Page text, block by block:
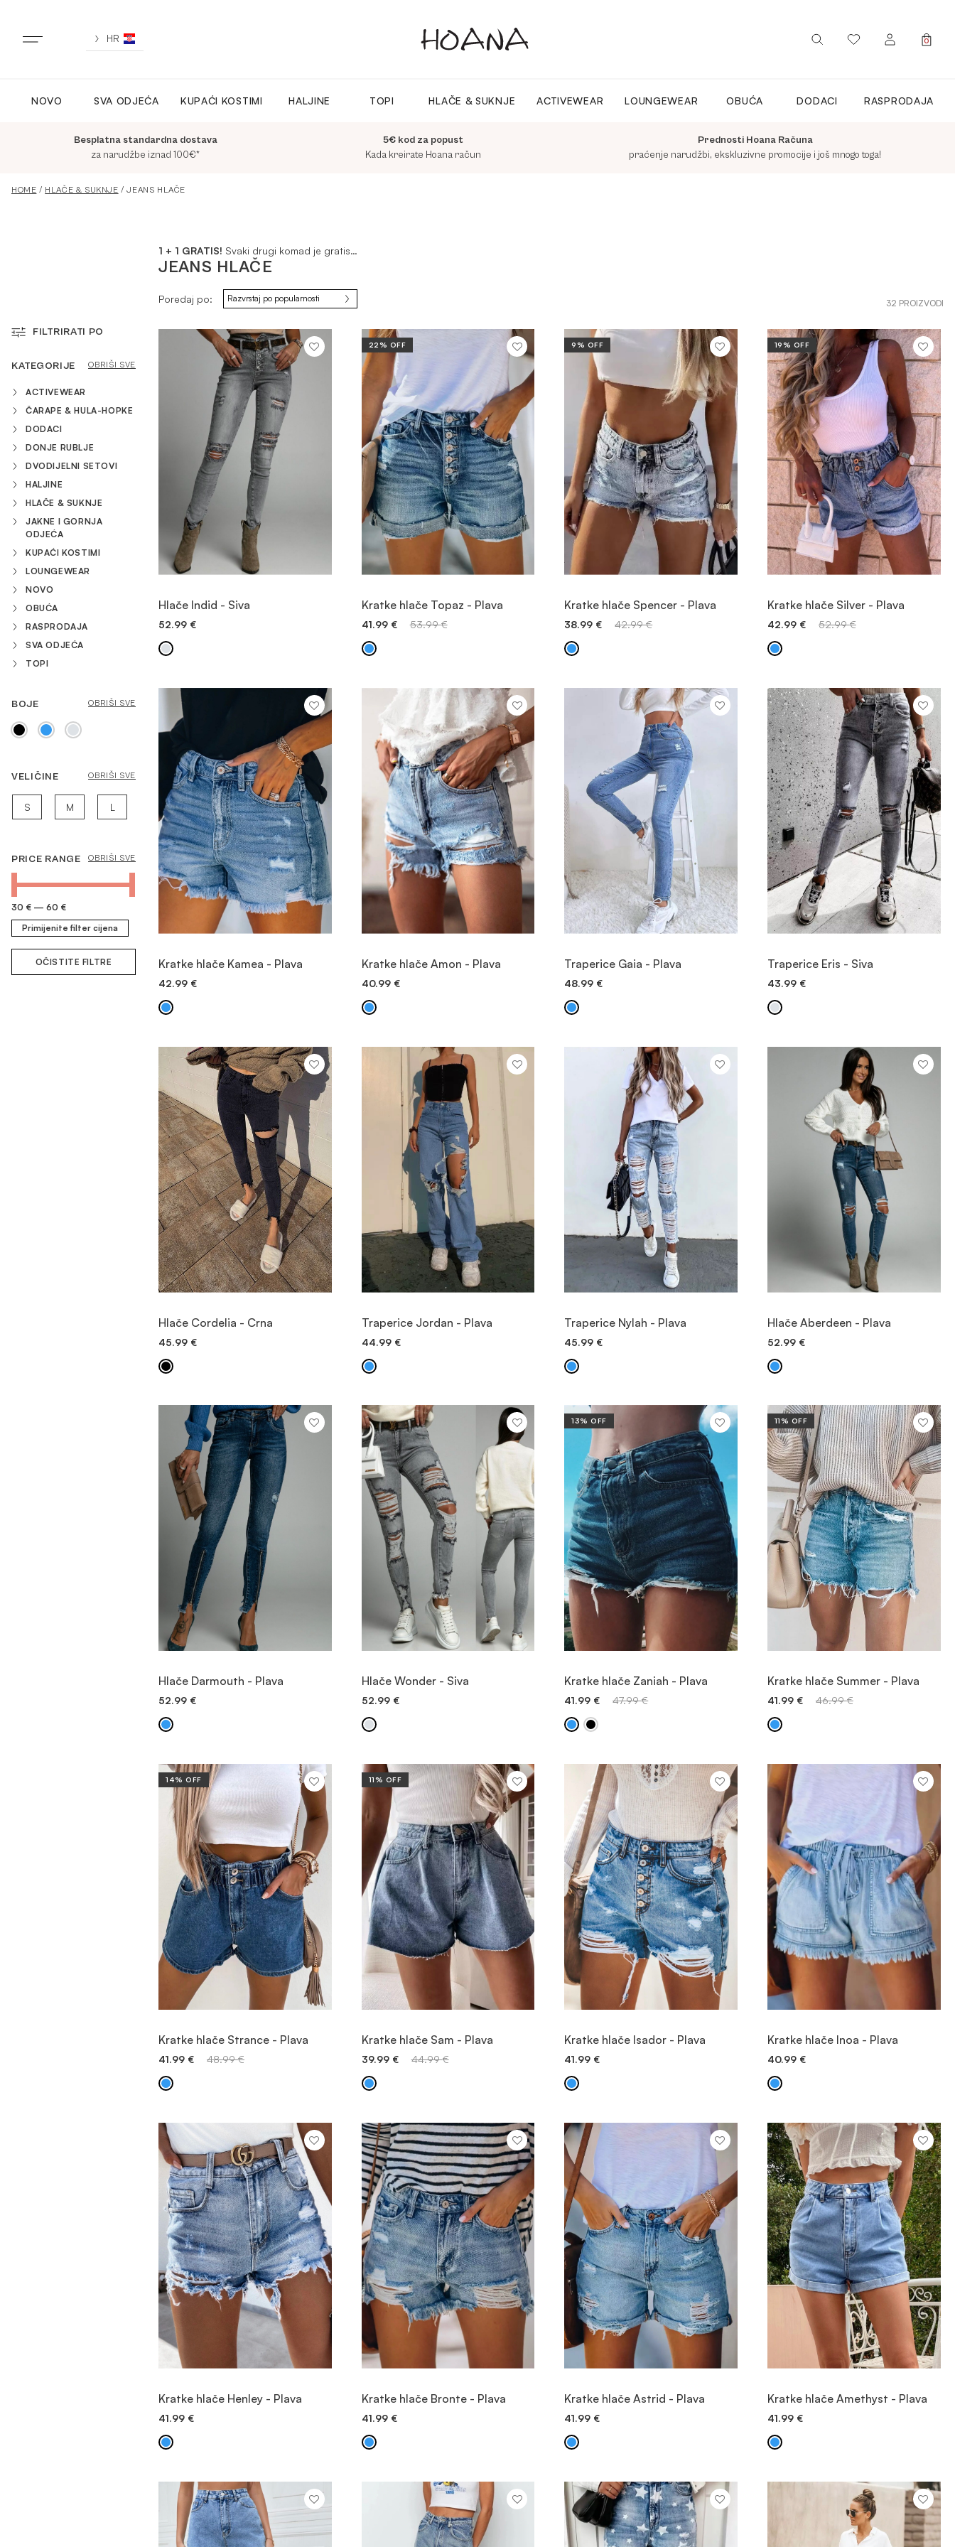
sadržaj
HR
PRIJAVITE SE / REGISTRIRAJTE
0
NOVO SVA ODJEĆA KUPAĆI KOSTIMI HALJINE TOPI HLAČE & SUKNJE ACTIVEWEAR LOUNGEWEAR OBUĆA DODACI RASPRODAJA
Besplatna standardna dostava
za narudžbe iznad 100€*
5€ kod za popust
Kada kreirate Hoana račun
Prednosti Hoana Računa
praćenje narudžbi, ekskluzivne promocije i još mnogo toga!
NOVO
KUPAĆI KOSTIMI
OBUĆA
RASPRODAJA
HOME / HLAČE & SUKNJE / JEANS HLAČE
FILTRIRATI PO
KATEGORIJE OBRIŠI SVE
ACTIVEWEAR
ČARAPE & HULA-HOPKE
DODACI
DONJE RUBLJE
DVODIJELNI SETOVI
HALJINE
HLAČE & SUKNJE
JAKNE I GORNJA
ODJEĆA
KUPAĆI KOSTIMI
LOUNGEWEAR
NOVO
OBUĆA
RASPRODAJA
SVA ODJEĆA
TOPI
BOJE OBRIŠI SVE
VELIČINE OBRIŠI SVE
S M L
PRICE RANGE OBRIŠI SVE
30 € — 60 €
Primijenite filter cijena
OČISTITE FILTRE
1 + 1 GRATIS! Svaki drugi komad je gratis…
32 PROIZVODI
JEANS HLAČE
Poredaj po:
POGLEDAJTE PROIZVOD
Hlače Indid - Siva
52.99 €
22% OFF
POGLEDAJTE PROIZVOD
Kratke hlače Topaz - Plava
41.99 € 53.99€
9% OFF
POGLEDAJTE PROIZVOD
Kratke hlače Spencer - Plava
38.99 € 42.99€
19% OFF
POGLEDAJTE PROIZVOD
Kratke hlače Silver - Plava
42.99 € 52.99€
POGLEDAJTE PROIZVOD
Kratke hlače Kamea - Plava
42.99 €
POGLEDAJTE PROIZVOD
Kratke hlače Amon - Plava
40.99 €
POGLEDAJTE PROIZVOD
Traperice Gaia - Plava
48.99 €
POGLEDAJTE PROIZVOD
Traperice Eris - Siva
43.99 €
POGLEDAJTE PROIZVOD
Hlače Cordelia - Crna
45.99 €
POGLEDAJTE PROIZVOD
Traperice Jordan - Plava
44.99 €
POGLEDAJTE PROIZVOD
Traperice Nylah - Plava
45.99 €
POGLEDAJTE PROIZVOD
Hlače Aberdeen - Plava
52.99 €
POGLEDAJTE PROIZVOD
Hlače Darmouth - Plava
52.99 €
POGLEDAJTE PROIZVOD
Hlače Wonder - Siva
52.99 €
13% OFF
POGLEDAJTE PROIZVOD
Kratke hlače Zaniah - Plava
41.99 € 47.99€
11% OFF
POGLEDAJTE PROIZVOD
Kratke hlače Summer - Plava
41.99 € 46.99€
14% OFF
POGLEDAJTE PROIZVOD
Kratke hlače Strance - Plava
41.99 € 48.99€
11% OFF
POGLEDAJTE PROIZVOD
Kratke hlače Sam - Plava
39.99 € 44.99€
POGLEDAJTE PROIZVOD
Kratke hlače Isador - Plava
41.99 €
POGLEDAJTE PROIZVOD
Kratke hlače Inoa - Plava
40.99 €
POGLEDAJTE PROIZVOD
Kratke hlače Henley - Plava
41.99 €
POGLEDAJTE PROIZVOD
Kratke hlače Bronte - Plava
41.99 €
POGLEDAJTE PROIZVOD
Kratke hlače Astrid - Plava
41.99 €
POGLEDAJTE PROIZVOD
Kratke hlače Amethyst - Plava
41.99 €